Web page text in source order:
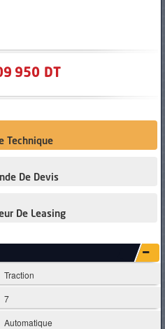
950 DT
Technique
De Devis
De Leasing
Traction
7
Automatique